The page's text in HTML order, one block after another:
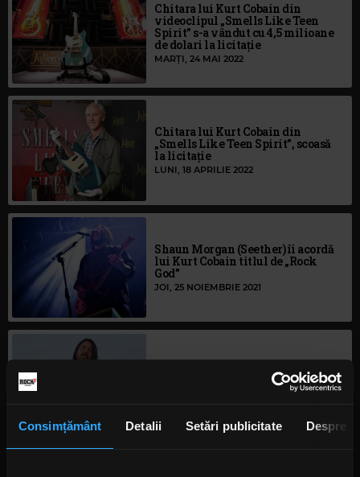
Consimțământ Detalii Setări publicitate Despre
Chitara lui Kurt Cobain din
videoclipul „Smells Like Teen
Spirit” s-a vândut cu 4,5 milioane
de dolari la licitație
MARȚI, 24 MAI 2022
Chitara lui Kurt Cobain din
„Smells Like Teen Spirit”, scoasă
la licitaţie
LUNI, 18 APRILIE 2022
Shaun Morgan (Seether) îi acordă
lui Kurt Cobain titlul de „Rock
God”
JOI, 25 NOIEMBRIE 2021
câteva vieți” de la „Nevermind”